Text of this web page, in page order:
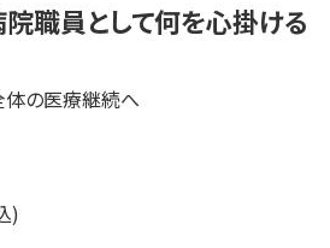
職員として何を心掛ける
体の医療継続へ
)